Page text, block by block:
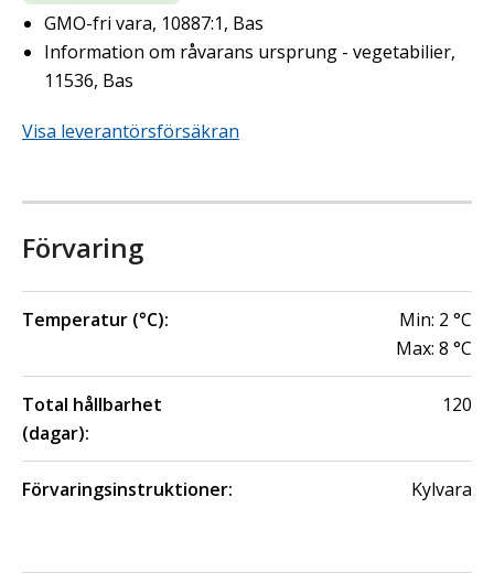
GMO-fri vara, 10887:1, Bas
Information om råvarans ursprung - vegetabilier,
11536, Bas
Visa leverantörsförsäkran
Förvaring
Temperatur (°C): Min: 2 °C
Max: 8 °C
Total hållbarhet
(dagar):
120
Förvaringsinstruktioner: Kylvara